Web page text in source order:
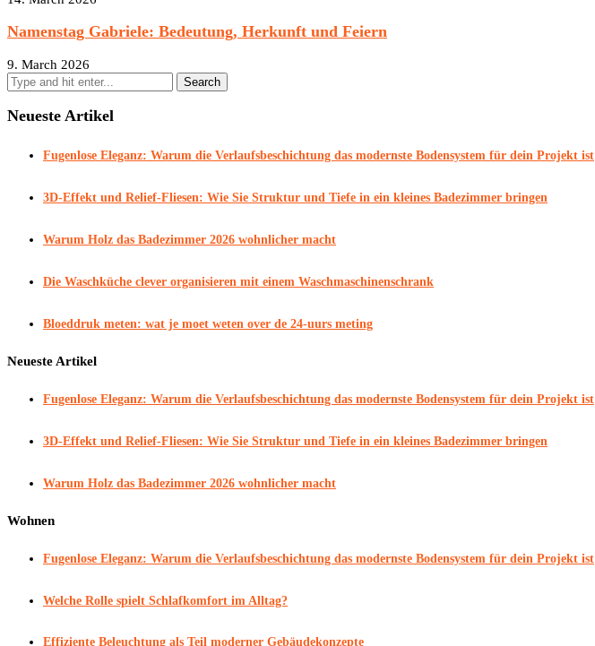
Namenstag Gabriele: Bedeutung, Herkunft und Feiern
9. March 2026
Neueste Artikel
Fugenlose Eleganz: Warum die Verlaufsbeschichtung das modernste Bodensystem für dein Projekt ist
3D-Effekt und Relief-Fliesen: Wie Sie Struktur und Tiefe in ein kleines Badezimmer bringen
Warum Holz das Badezimmer 2026 wohnlicher macht
Die Waschküche clever organisieren mit einem Waschmaschinenschrank
Bloeddruk meten: wat je moet weten over de 24-uurs meting
Neueste Artikel
Fugenlose Eleganz: Warum die Verlaufsbeschichtung das modernste Bodensystem für dein Projekt ist
3D-Effekt und Relief-Fliesen: Wie Sie Struktur und Tiefe in ein kleines Badezimmer bringen
Warum Holz das Badezimmer 2026 wohnlicher macht
Wohnen
Fugenlose Eleganz: Warum die Verlaufsbeschichtung das modernste Bodensystem für dein Projekt ist
Welche Rolle spielt Schlafkomfort im Alltag?
Effiziente Beleuchtung als Teil moderner Gebäudekonzepte